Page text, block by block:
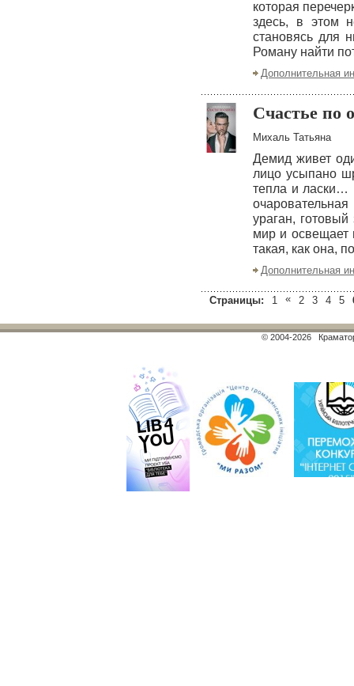
которая
здесь, в этом
становясь для
Роману найти
Дополнительная
Счастье по
Михаль Татьяна
Демид живет
лицо усыпано
тепла и ласки…
ураган,
мир и освещает
такая, как она,
Дополнительная
Страницы: 1 « 2 3 4 5
© 2004-2026